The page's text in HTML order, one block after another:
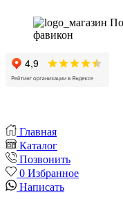
Главная
Каталог
Позвонить
0 Избранное
Написать